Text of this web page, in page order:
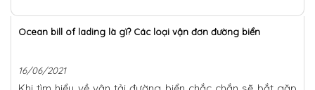
Ocean bill of lading là gì? Các loại vận đơn đường biển
16/06/2021